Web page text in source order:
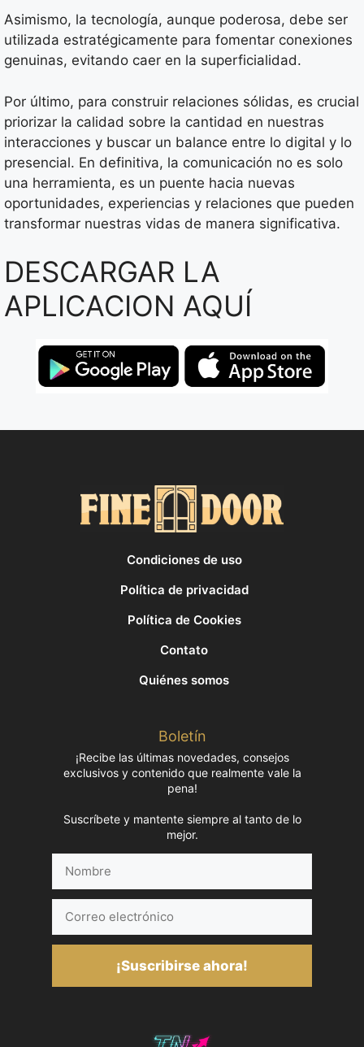
Asimismo, la tecnología, aunque poderosa, debe ser
utilizada estratégicamente para fomentar conexiones
genuinas, evitando caer en la superficialidad.
Por último, para construir relaciones sólidas, es crucial
priorizar la calidad sobre la cantidad en nuestras
interacciones y buscar un balance entre lo digital y lo
presencial. En definitiva, la comunicación no es solo
una herramienta, es un puente hacia nuevas
oportunidades, experiencias y relaciones que pueden
transformar nuestras vidas de manera significativa.
DESCARGAR LA
APLICACION AQUÍ
Condiciones de uso
Política de privacidad
Política de Cookies
Contato
Quiénes somos
Boletín
¡Recibe las últimas novedades, consejos
exclusivos y contenido que realmente vale la
pena!
Suscríbete y mantente siempre al tanto de lo
mejor.
electrónico
¡Suscribirse ahora!